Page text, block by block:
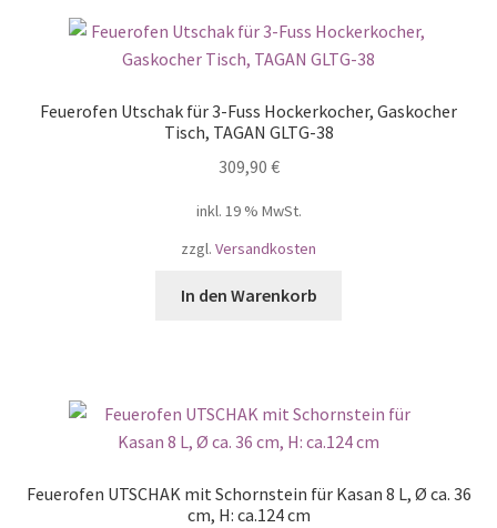
Feuerofen Utschak für 3-Fuss Hockerkocher, Gaskocher
Tisch, TAGAN GLTG-38
309,90 €
inkl. 19 % MwSt.
zzgl. Versandkosten
In den Warenkorb
Feuerofen UTSCHAK mit Schornstein für Kasan 8 L, Ø ca. 36
cm, H: ca.124 cm